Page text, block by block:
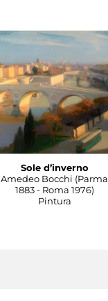
Sole d’inverno
Amedeo Bocchi (Parma
1883 - Roma 1976)
Pintura